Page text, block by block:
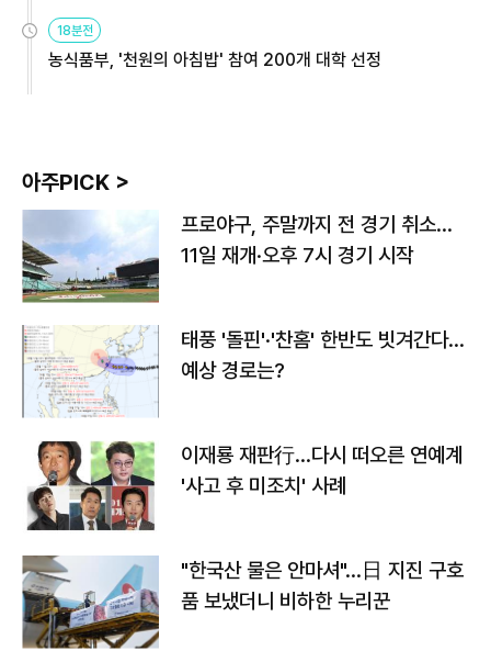
원
18분전
농식품부, '천원의 아침밥' 참여 200개 대학 선정
아주PICK >
프로야구, 주말까지 전 경기 취소…
11일 재개·오후 7시 경기 시작
태풍 '돌핀'·'찬홈' 한반도 빗겨간다…
예상 경로는?
이재룡 재판行…다시 떠오른 연예계
'사고 후 미조치' 사례
"한국산 물은 안마셔"…日 지진 구호
품 보냈더니 비하한 누리꾼